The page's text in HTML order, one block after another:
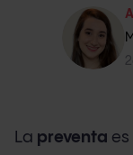
La preventa